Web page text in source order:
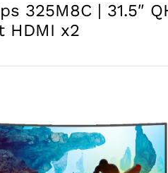
325M8C | 31.5″
HDMI x2